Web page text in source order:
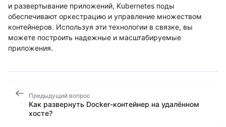
и развертывание приложений, Kubernetes поды
обеспечивают оркестрацию и управление множеством
контейнеров. Используя эти технологии в связке, вы
можете построить надежные и масштабируемые
приложения.
Предыдущий вопрос
Как развернуть Docker-контейнер на удалённом
хосте?